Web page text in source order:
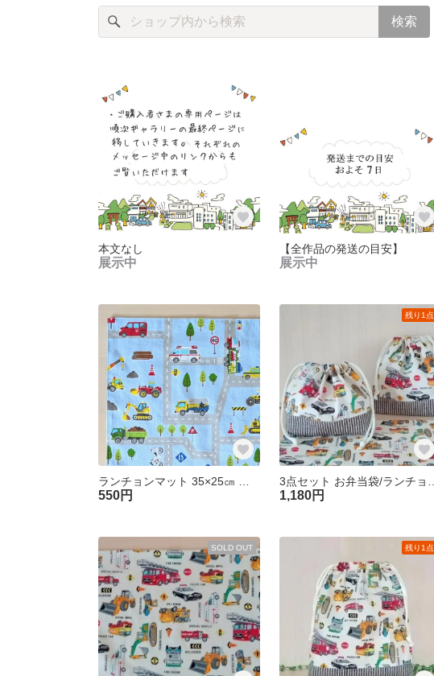
本文なし
展示中
【全作品の発送の目安】
展示中
550円
残り1点
1,180円
SOLD OUT 残り1点